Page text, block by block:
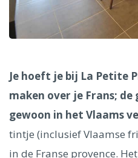
Dresden
Je hoeft je bij La Petite
maken over je Frans;
gewoon in het Vlaams
tintje (inclusief Vlaamse
in de Franse provence.